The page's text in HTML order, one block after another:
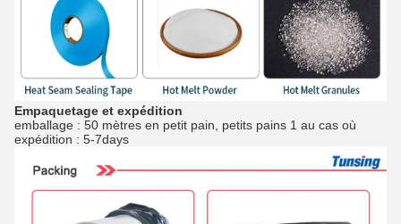
Empaquetage et expédition
emballage : 50 mètres en petit pain, petits pains 1 au cas où
expédition : 5-7days